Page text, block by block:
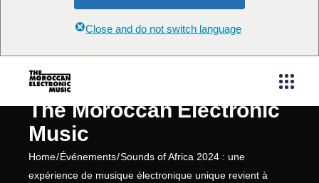
Close and do not switch language
The Moroccan Electronic
Music
Home Événements Sounds of Africa 2024 : une
expérience de musique électronique unique revient à